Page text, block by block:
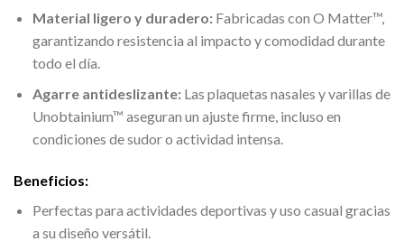
Material ligero y duradero:Fabricadas con O Matter™,
garantizando resistencia al impacto y comodidad durante
todo el día.
Agarre antideslizante:Las plaquetas nasales y varillas de
Unobtainium™ aseguran un ajuste firme, incluso en
condiciones de sudor o actividad intensa.
Beneficios:
Perfectas para actividades deportivas y uso casual gracias
a su diseño versátil.